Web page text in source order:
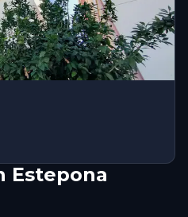
Estepona